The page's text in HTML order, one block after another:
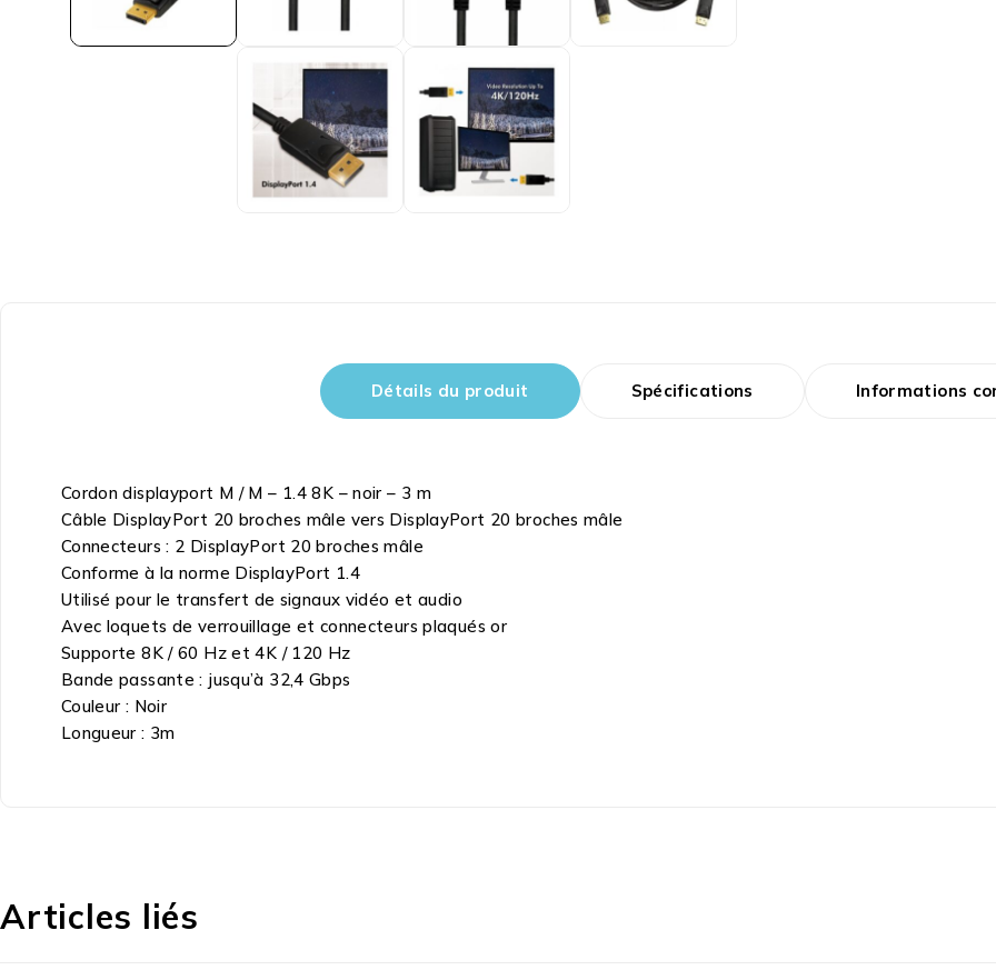
Détails du produit Spécifications Informations
Cordon displayport M / M – 1.4 8K – noir – 3 m
Câble DisplayPort 20 broches mâle vers DisplayPort 20 broches mâle
Connecteurs : 2 DisplayPort 20 broches mâle
Conforme à la norme DisplayPort 1.4
Utilisé pour le transfert de signaux vidéo et audio
Avec loquets de verrouillage et connecteurs plaqués or
Supporte 8K / 60 Hz et 4K / 120 Hz
Bande passante : jusqu’à 32,4 Gbps
Couleur : Noir
Longueur : 3m
Articles liés